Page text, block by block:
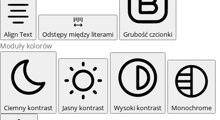
Align Text Odstępy między literami Grubość czcionki
Moduły kolorów
Ciemny kontrast Jasny kontrast Wysoki kontrast Monochrome